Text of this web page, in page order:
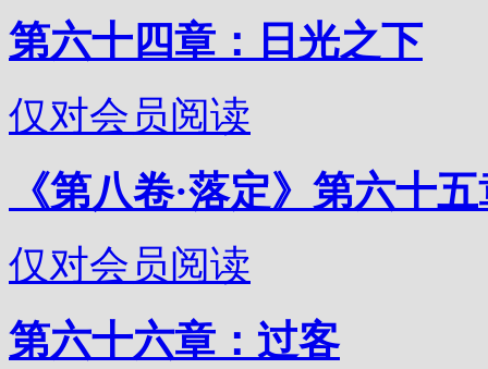
第六十四章：日光之下
仅对会员阅读
《第八卷·落定》第六十
仅对会员阅读
第六十六章：过客